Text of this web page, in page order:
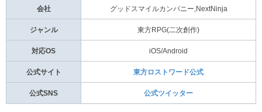
会社 グッドスマイルカンパニー,NextNinja
ジャンル 東方RPG(二次創作)
対応OS iOS/Android
公式サイト 東方ロストワード公式
公式SNS 公式ツイッター